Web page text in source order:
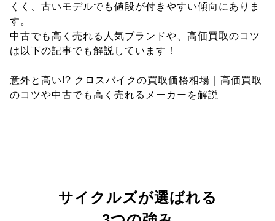
くく、古いモデルでも値段が付きやすい傾向にありま
す。
中古でも高く売れる人気ブランドや、高価買取のコツ
は以下の記事でも解説しています！
意外と高い!? クロスバイクの買取価格相場｜高価買取
のコツや中古でも高く売れるメーカーを解説
サイクルズが選ばれる